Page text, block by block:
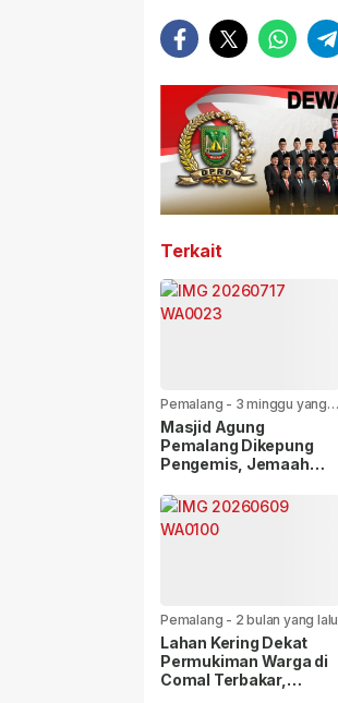
Terkait
Pemalang - 3 minggu yang
lalu
Masjid Agung
Pemalang Dikepung
Pengemis, Jemaah
Pemalang - 2 bulan yang lalu
Lahan Kering Dekat
Permukiman Warga di
Comal Terbakar,